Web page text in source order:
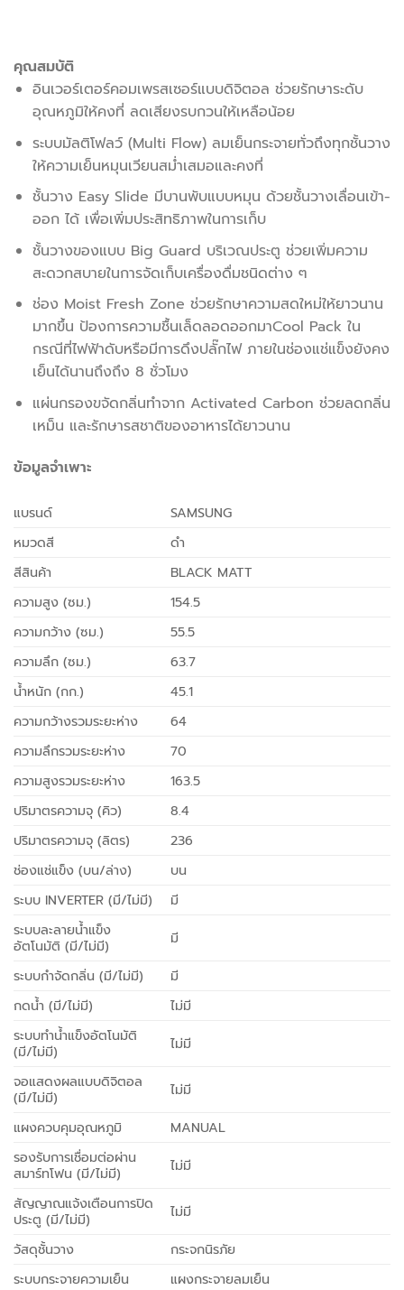
คุณสมบัติ
อินเวอร์เตอร์คอมเพรสเซอร์แบบดิจิตอล ช่วยรักษาระดับ
อุณหภูมิให้คงที่ ลดเสียงรบกวนให้เหลือน้อย
ระบบมัลติโฟลว์ (Multi Flow) ลมเย็นกระจายทั่วถึงทุกชั้นวาง
ให้ความเย็นหมุนเวียนสม่ำเสมอและคงที่
ชั้นวาง Easy Slide มีบานพับแบบหมุน ด้วยชั้นวางเลื่อนเข้า-
ออก ได้ เพื่อเพิ่มประสิทธิภาพในการเก็บ
ชั้นวางของแบบ Big Guard บริเวณประตู ช่วยเพิ่มความ
สะดวกสบายในการจัดเก็บเครื่องดื่มชนิดต่าง ๆ
ช่อง Moist Fresh Zone ช่วยรักษาความสดใหม่ให้ยาวนาน
มากขึ้น ป้องการความชื้นเล็ดลอดออกมาCool Pack ใน
กรณีที่ไฟฟ้าดับหรือมีการดึงปลั๊กไฟ ภายในช่องแช่แข็งยังคง
เย็นได้นานถึงถึง 8 ชั่วโมง
แผ่นกรองขจัดกลิ่นทำจาก Activated Carbon ช่วยลดกลิ่น
เหม็น และรักษารสชาติของอาหารได้ยาวนาน
ข้อมูลจำเพาะ
แบรนด์
SAMSUNG
หมวดสี
ดำ
สีสินค้า
BLACK MATT
ความสูง (ซม.)
154.5
ความกว้าง (ซม.)
55.5
ความลึก (ซม.)
63.7
น้ำหนัก (กก.)
45.1
ความกว้างรวมระยะห่าง
64
ความลึกรวมระยะห่าง
70
ความสูงรวมระยะห่าง
163.5
ปริมาตรความจุ (คิว)
8.4
ปริมาตรความจุ (ลิตร)
236
ช่องแช่แข็ง (บน/ล่าง)
บน
ระบบ INVERTER (มี/ไม่มี)
มี
ระบบละลายน้ำแข็ง
อัตโนมัติ (มี/ไม่มี)
มี
ระบบกำจัดกลิ่น (มี/ไม่มี)
มี
กดน้ำ (มี/ไม่มี)
ไม่มี
ระบบทำน้ำแข็งอัตโนมัติ
(มี/ไม่มี)
ไม่มี
จอแสดงผลแบบดิจิตอล
(มี/ไม่มี)
ไม่มี
แผงควบคุมอุณหภูมิ
MANUAL
รองรับการเชื่อมต่อผ่าน
สมาร์ทโฟน (มี/ไม่มี)
ไม่มี
สัญญาณแจ้งเตือนการปิด
ประตู (มี/ไม่มี)
ไม่มี
วัสดุชั้นวาง
กระจกนิรภัย
ระบบกระจายความเย็น
แผงกระจายลมเย็น